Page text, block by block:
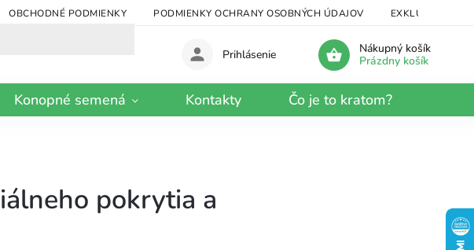
OBCHODNÉ PODMIENKY PODMIENKY OCHRANY OSOBNÝCH ÚDAJOV EXKLUZÍVNY
Nákupný košík
Prázdny košík
Prihlásenie
Konopné semená Kontakty Čo je to kratom?
pokrytia a